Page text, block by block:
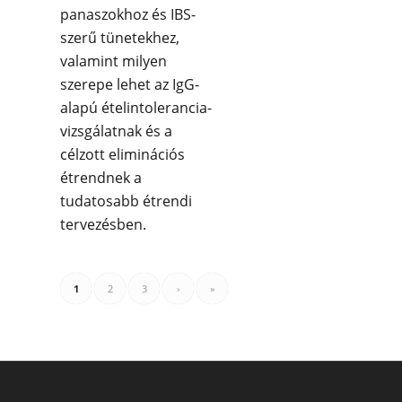
panaszokhoz és IBS-
szerű tünetekhez,
valamint milyen
szerepe lehet az IgG-
alapú ételintolerancia-
vizsgálatnak és a
célzott eliminációs
étrendnek a
tudatosabb étrendi
tervezésben.
1 2 3 › »